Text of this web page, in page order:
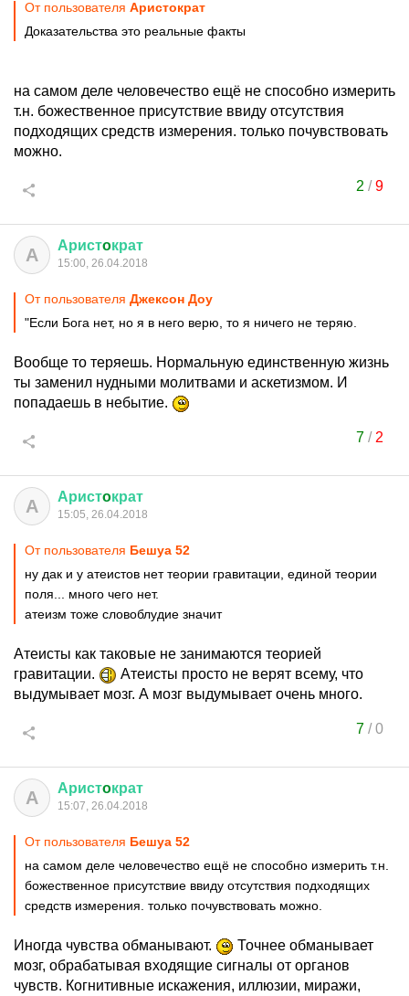
От пользователя Аристoкрат
Доказательства это реальные факты
на самом деле человечество ещё не способно измерить
т.н. божественное присутствие ввиду отсутствия
подходящих средств измерения. только почувствовать
можно.
2 /9
А Аристoкрат
15:00, 26.04.2018
От пользователя Джексон Доу
"Если Бога нет, но я в него верю, то я ничего не теряю.
Вообще то теряешь. Нормальную единственную жизнь
ты заменил нудными молитвами и аскетизмом. И
попадаешь в небытие.
7/ 2
А Аристoкрат
15:05, 26.04.2018
От пользователя Бешуа 52
ну дак и у атеистов нет теории гравитации, единой теории
поля... много чего нет.
атеизм тоже словоблудие значит
Атеисты как таковые не занимаются теорией
гравитации.
Атеисты просто не верят всему, что
выдумывает мозг. А мозг выдумывает очень много.
7/0
А Аристoкрат
15:07, 26.04.2018
От пользователя Бешуа 52
на самом деле человечество ещё не способно измерить т.н.
божественное присутствие ввиду отсутствия подходящих
средств измерения. только почувствовать можно.
Иногда чувства обманывают.
Точнее обманывает
мозг, обрабатывая входящие сигналы от органов
чувств. Когнитивные искажения, иллюзии, миражи,